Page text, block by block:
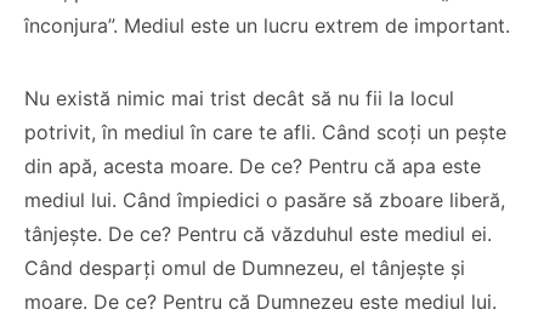
de Lege
modelul
și
Ben
Ardelean
Co-fondatorul
Bisericii Sataniste
din Africa de Sud,
renuntă după ce
experimenteaza
dragostea lui
Hristos
înconjura”. Mediul este un lucru extrem de important.
Nu există nimic mai trist decât să nu fii la locul
potrivit, în mediul în care te afli. Când scoți un pește
din apă, acesta moare. De ce? Pentru că apa este
mediul lui. Când împiedici o pasăre să zboare liberă,
tânjește. De ce? Pentru că văzduhul este mediul ei.
Când desparți omul de Dumnezeu, el tânjește și
moare. De ce? Pentru că Dumnezeu este mediul lui.